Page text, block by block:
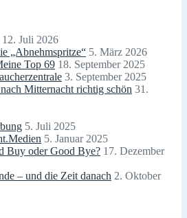
12. Juli 2026
„Abnehmspritze“ 5. März 2026
Top 69 18. September 2025
3. September 2025
Mitternacht richtig schön 31.
5. Juli 2025
5. Januar 2025
Buy oder Good Bye? 17. Dezember
– und die Zeit danach 2. Oktober